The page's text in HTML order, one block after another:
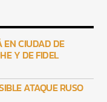
EN CIUDAD DE
Y DE FIDEL
ATAQUE RUSO